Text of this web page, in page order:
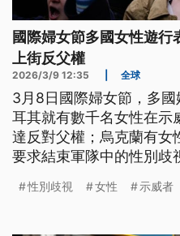
國際婦女節多國女性遊
上街反父權
2026/3/9 12:35 全球
3月8日國際婦女節，多
耳其就有數千名女性在示
達反對父權；烏克蘭有女
要求結束軍隊中的性別歧
行為。
性別歧視 女性 示威者